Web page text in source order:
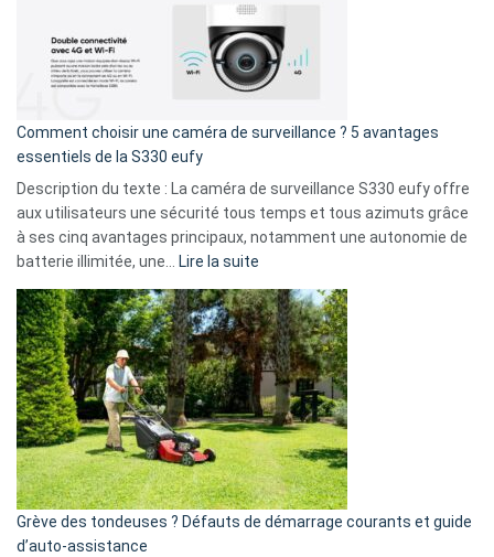
record
:
La
fuite
16
données
menace
Facebook,
et
GitHub
Comment choisir une caméra de surveillance ? 5 avantages
essentiels de la S330 eufy
Description du texte : La caméra de surveillance S330 eufy offre
aux utilisateurs une sécurité tous temps et tous azimuts grâce
à ses cinq avantages principaux, notamment une autonomie de
batterie illimitée, une…
Lire la suite
choisir
une
caméra
de
surveillance
?
5
avantages
essentiels
de
Grève des tondeuses ? Défauts de démarrage courants et guide
d’auto-assistance